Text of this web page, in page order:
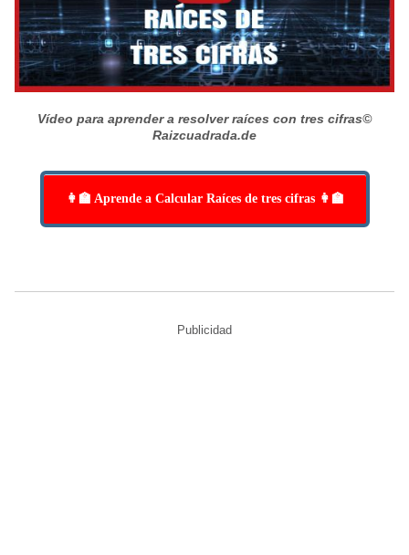
Vídeo para aprender a resolver raíces con tres cifras©
Raizcuadrada.de
👩‍🏫 Aprende a Calcular Raíces de tres cifras 👩‍🏫
Publicidad